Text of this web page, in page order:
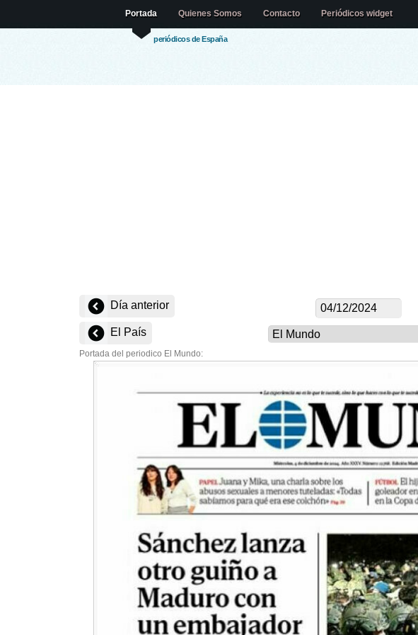
periódicos de España
Portada Quienes Somos Contacto Periódicos widget
Día anterior
El País
Portada del periodico El Mundo: